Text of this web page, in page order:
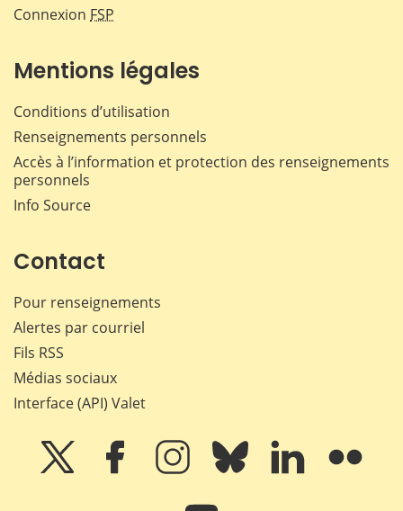
Connexion FSP
Mentions légales
Conditions d’utilisation
Renseignements personnels
Accès à l’information et protection des renseignements
personnels
Info Source
Contact
Pour renseignements
Alertes par courriel
Fils RSS
Médias sociaux
Interface (API) Valet